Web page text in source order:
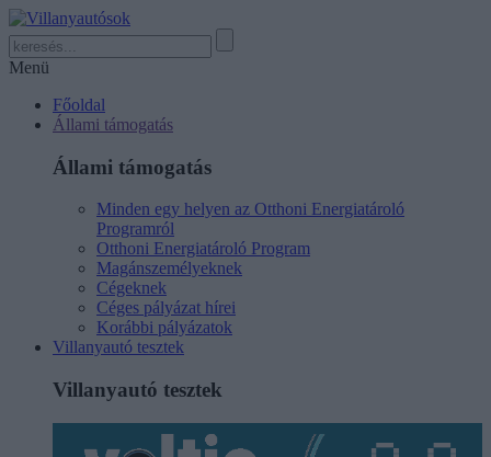
Menü
Főoldal
Állami támogatás
Állami támogatás
Minden egy helyen az Otthoni Energiatároló
Programról
Otthoni Energiatároló Program
Magánszemélyeknek
Cégeknek
Céges pályázat hírei
Korábbi pályázatok
Villanyautó tesztek
Villanyautó tesztek